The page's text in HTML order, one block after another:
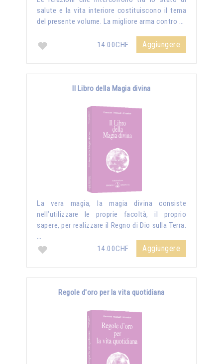
salute e la vita interiore costituiscono il tema
del presente volume. La migliore arma contro …
14.00CHF Aggiungere
Il Libro della Magia divina
La vera magia, la magia divina consiste
nell’utilizzare le proprie facoltà, il proprio
sapere, per realizzare il Regno di Dio sulla Terra.
…
14.00CHF
Aggiungere
Regole d'oro per la vita quotidiana